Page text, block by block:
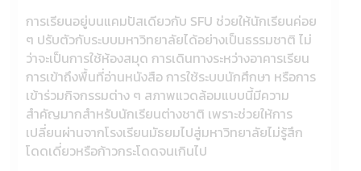
การเรียนอยู่บนแคมปัสเดียวกับ SFU ช่วยให้นักเรียนค่อย
ๆ ปรับตัวกับระบบมหาวิทยาลัยได้อย่างเป็นธรรมชาติ ไม่
ว่าจะเป็นการใช้ห้องสมุด การเดินทางระหว่างอาคารเรียน
การเข้าถึงพื้นที่อ่านหนังสือ การใช้ระบบนักศึกษา หรือการ
เข้าร่วมกิจกรรมต่าง ๆ สภาพแวดล้อมแบบนี้มีความ
สำคัญมากสำหรับนักเรียนต่างชาติ เพราะช่วยให้การ
เปลี่ยนผ่านจากโรงเรียนมัธยมไปสู่มหาวิทยาลัยไม่รู้สึก
โดดเดี่ยวหรือก้าวกระโดดจนเกินไป